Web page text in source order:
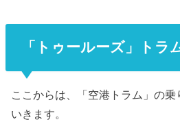
「トゥールーズ」トラ
ここからは、「空港トラム」の
いきます。